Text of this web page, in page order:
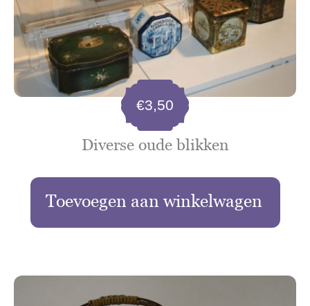
Diverse oude blikken
€3,50
Toevoegen aan winkelwagen